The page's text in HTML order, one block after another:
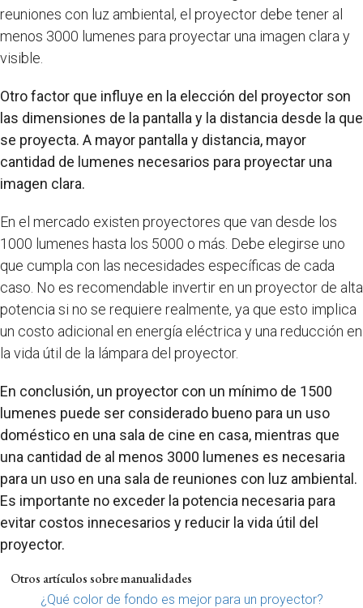
reuniones con luz ambiental, el proyector debe tener al
menos 3000 lumenes para proyectar una imagen clara y
visible.
Otro factor que influye en la elección del proyector son
las dimensiones de la pantalla y la distancia desde la que
se proyecta. A mayor pantalla y distancia, mayor
cantidad de lumenes necesarios para proyectar una
imagen clara.
En el mercado existen proyectores que van desde los
1000 lumenes hasta los 5000 o más. Debe elegirse uno
que cumpla con las necesidades específicas de cada
caso. No es recomendable invertir en un proyector de alta
potencia si no se requiere realmente, ya que esto implica
un costo adicional en energía eléctrica y una reducción en
la vida útil de la lámpara del proyector.
En conclusión, un proyector con un mínimo de 1500
lumenes puede ser considerado bueno para un uso
doméstico en una sala de cine en casa, mientras que
una cantidad de al menos 3000 lumenes es necesaria
para un uso en una sala de reuniones con luz ambiental.
Es importante no exceder la potencia necesaria para
evitar costos innecesarios y reducir la vida útil del
proyector.
Otros artículos sobre manualidades
¿Qué color de fondo es mejor para un proyector?